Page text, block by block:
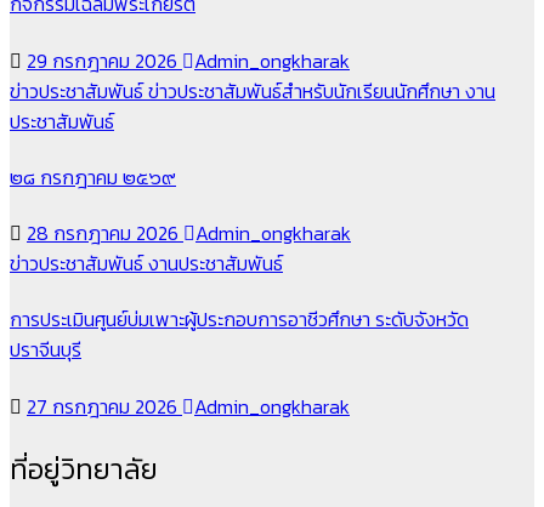
29 กรกฎาคม 2026
Admin_ongkharak
ข่าวประชาสัมพันธ์ข่าวประชาสัมพันธ์สำหรับนักเรียนนักศึกษา งาน
ประชาสัมพันธ์
๒๘ กรกฎาคม ๒๕๖๙
28 กรกฎาคม 2026
Admin_ongkharak
ข่าวประชาสัมพันธ์งานประชาสัมพันธ์
การประเมินศูนย์บ่มเพาะผู้ประกอบการอาชีวศึกษา ระดับจังหวัด
ปราจีนบุรี
27 กรกฎาคม 2026
Admin_ongkharak
ที่อยู่วิทยาลัย